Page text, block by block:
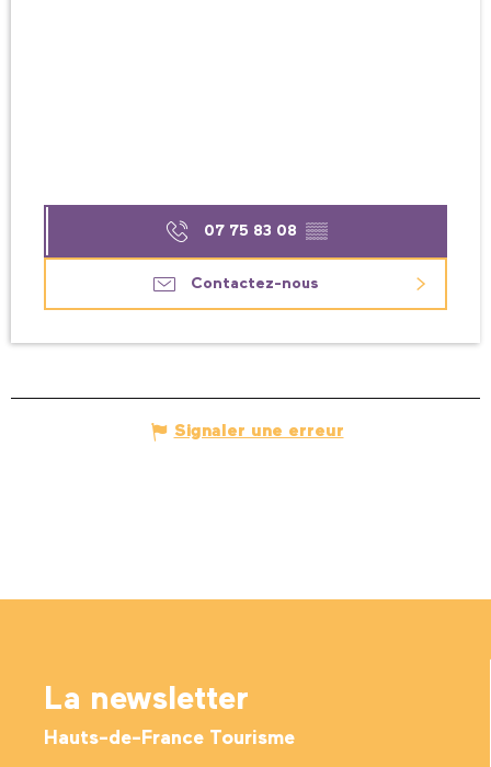
07 75 83 08 ▒▒
Contactez-nous
Signaler une erreur
La newsletter
Hauts-de-France Tourisme